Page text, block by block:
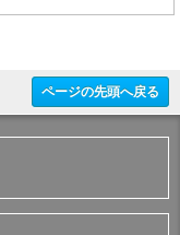
ページの先頭へ戻る